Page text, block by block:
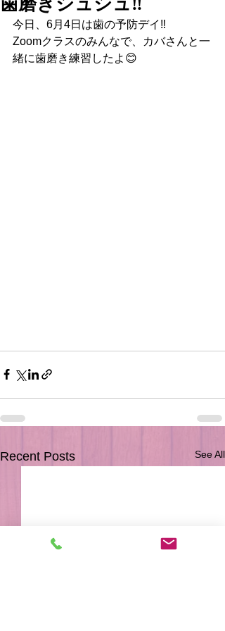
今日、6月4日は歯の予防デイ‼︎
Zoomクラスのみんなで、カバさんと一
緒に歯磨き練習したよ😊
Recent Posts See All